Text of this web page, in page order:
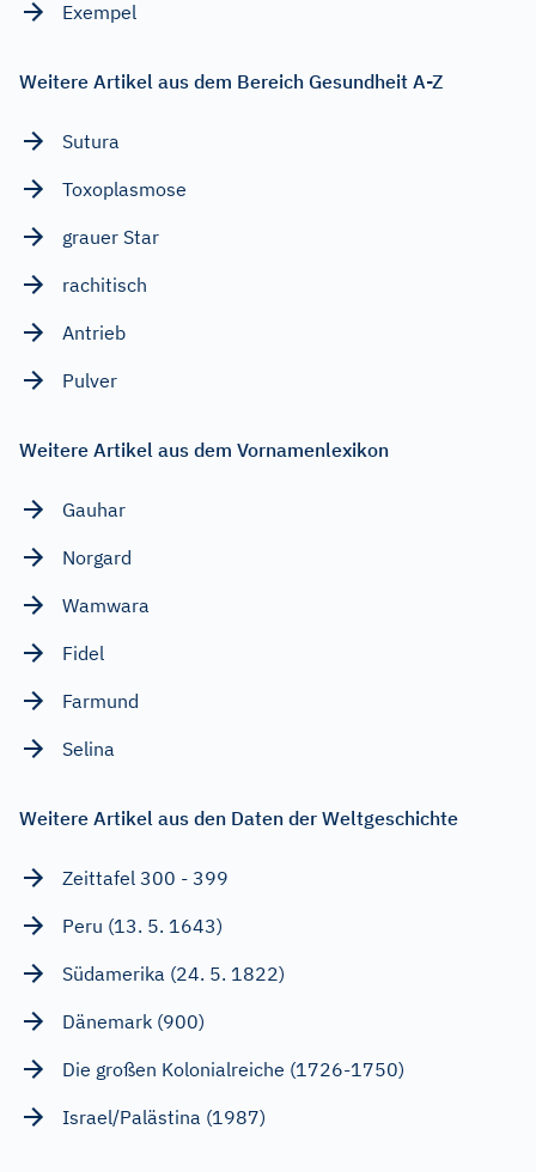
Exempel
Weitere Artikel aus dem Bereich Gesundheit A-Z
Sutura
Toxoplasmose
grauer Star
rachitisch
Antrieb
Pulver
Weitere Artikel aus dem Vornamenlexikon
Gauhar
Norgard
Wamwara
Fidel
Farmund
Selina
Weitere Artikel aus den Daten der Weltgeschichte
Zeittafel 300 - 399
Peru (13. 5. 1643)
Südamerika (24. 5. 1822)
Dänemark (900)
Die großen Kolonialreiche (1726-1750)
Israel/Palästina (1987)